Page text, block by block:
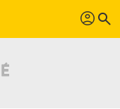
profil search